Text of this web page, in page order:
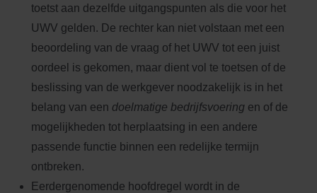
toetst aan dezelfde uitgangspunten als die voor het
UWV gelden. De rechter kan niet volstaan met een
beoordeling van de vraag of het UWV tot een juist
oordeel is gekomen, maar dient vol te toetsen of de
beslissing van de werkgever noodzakelijk is in het
belang van een doelmatige bedrijfsvoering en of de
mogelijkheden tot herplaatsing in een andere
passende functie binnen een redelijke termijn
ontbreken.
Eerdergenomende hoofdregel wordt in de